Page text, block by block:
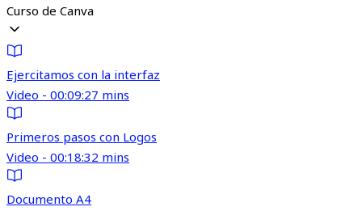
Curso de Canva
Ejercitamos con la interfaz
Video - 00:09:27 mins
Primeros pasos con Logos
Video - 00:18:32 mins
Documento A4